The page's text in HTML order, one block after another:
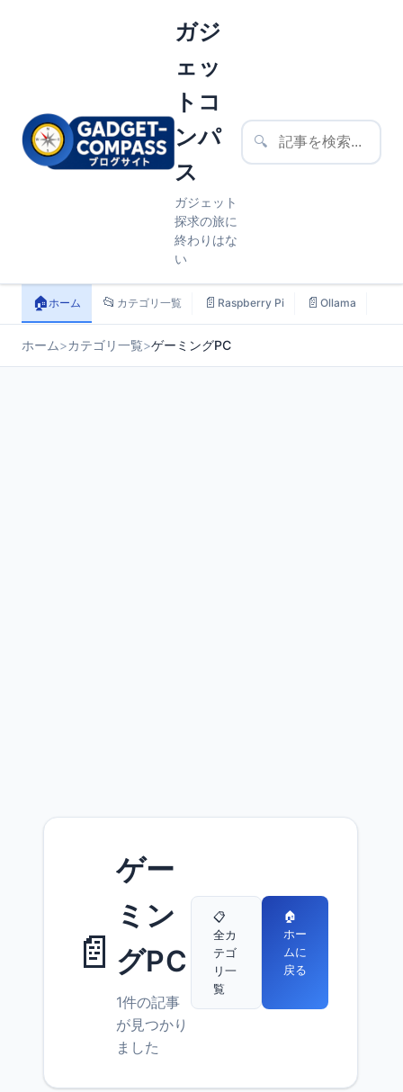
ガジ
ェッ
トコ
ンパ
ス
ガジェット
探求の旅に
終わりはな
い
🔍
🏠ホーム 📂 カテゴリ一覧 📄 Raspberry Pi 📄 Ollama
ホーム>カテゴリ一覧>ゲーミングPC
📄
ゲー
ミン
グPC
1件の記事
が見つかり
ました
📋
全カ
テゴ
リ一
覧
🏠
ホー
ムに
戻る